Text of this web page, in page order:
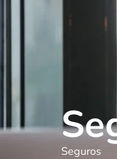
Seguros